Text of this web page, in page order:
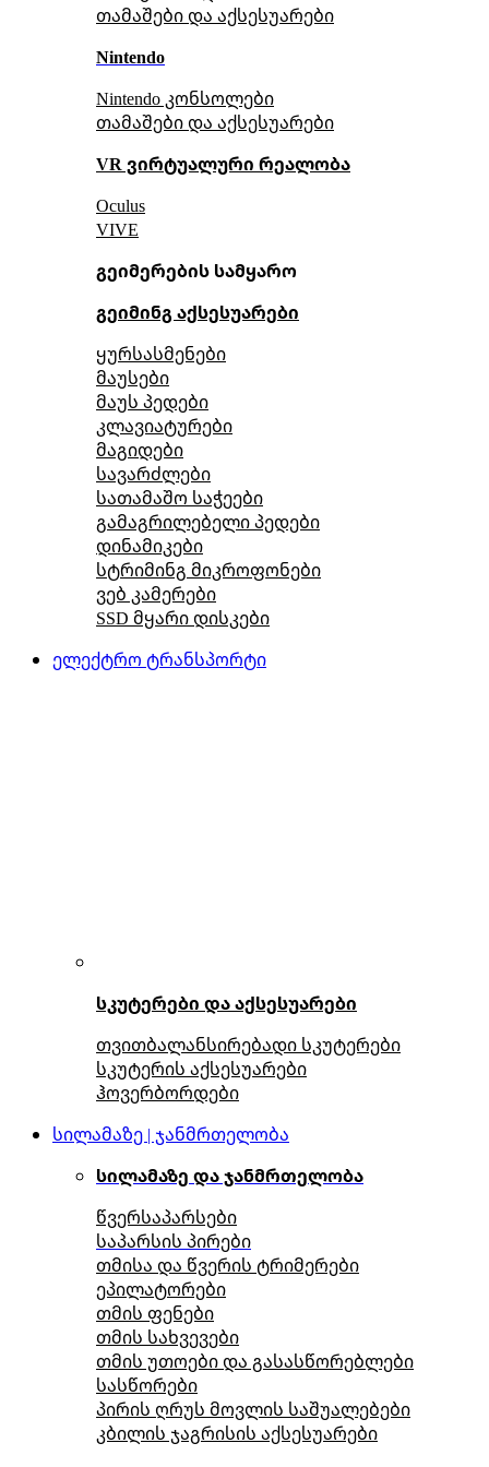
თამაშები და აქსესუარები
Nintendo
Nintendo კონსოლები
თამაშები და აქსესუარები
VR ვირტუალური რეალობა
Oculus
VIVE
გეიმერების სამყარო
გეიმინგ აქსესუარები
ყურსასმენები
მაუსები
მაუს პედები
კლავიატურები
მაგიდები
სავარძლები
სათამაშო საჭეები
გამაგრილებელი პედები
დინამიკები
სტრიმინგ მიკროფონები
ვებ კამერები
SSD მყარი დისკები
ელექტრო ტრანსპორტი
სკუტერები და აქსესუარები
თვითბალანსირებადი სკუტერები
სკუტერის აქსესუარები
ჰოვერბორდები
სილამაზე | ჯანმრთელობა
სილამაზე და ჯანმრთელობა
წვერსაპარსები
საპარსის პირები
თმისა და წვერის ტრიმერები
ეპილატორები
თმის ფენები
თმის სახვევები
თმის უთოები და გასასწორებლები
სასწორები
პირის ღრუს მოვლის საშუალებები
კბილის ჯაგრისის აქსესუარები